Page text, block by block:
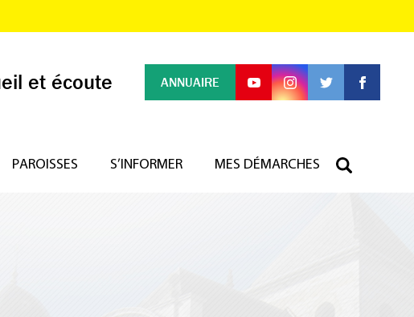
et écoute ANNUAIRE
PAROISSES S’INFORMER MES DÉMARCHES